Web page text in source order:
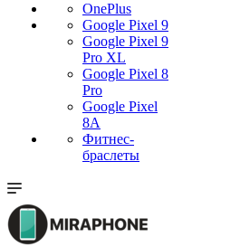
OnePlus
Google Pixel 9
Google Pixel 9
Pro XL
Google Pixel 8
Pro
Google Pixel
8A
Фитнес-
браслеты